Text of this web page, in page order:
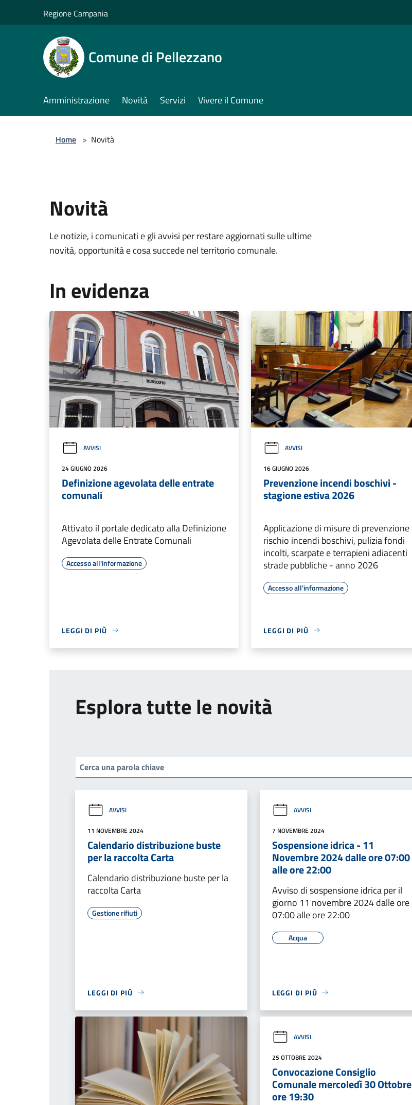
Regione Campania
Comune di Pellezzano
Amministrazione Novità Servizi Vivere il Comune
Home > Novità
Novità
Le notizie, i comunicati e gli avvisi per restare aggiornati sulle ultime
novità, opportunità e cosa succede nel territorio comunale.
In evidenza
AVVISI
24 GIUGNO 2026
Definizione agevolata delle entrate
comunali
Attivato il portale dedicato alla Definizione
Agevolata delle Entrate Comunali
Accesso all'informazione
LEGGI DI PIÙ
AVVISI
16 GIUGNO 2026
Prevenzione incendi boschivi -
stagione estiva 2026
Applicazione di misure di prevenzione
rischio incendi boschivi, pulizia fondi
incolti, scarpate e terrapieni adiacenti
strade pubbliche - anno 2026
Accesso all'informazione
LEGGI DI PIÙ
Esplora tutte le novità
AVVISI
11 NOVEMBRE 2024
Calendario distribuzione buste
per la raccolta Carta
Calendario distribuzione buste per la
raccolta Carta
Gestione rifiuti
LEGGI DI PIÙ
AVVISI
7 NOVEMBRE 2024
Sospensione idrica - 11
Novembre 2024 dalle ore 07:00
alle ore 22:00
Avviso di sospensione idrica per il
giorno 11 novembre 2024 dalle ore
07:00 alle ore 22:00
Acqua
LEGGI DI PIÙ
AVVISI
25 OTTOBRE 2024
Convocazione Consiglio
Comunale mercoledì 30 Ottobre
ore 19:30